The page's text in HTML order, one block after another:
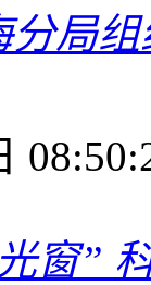
分局
窗”